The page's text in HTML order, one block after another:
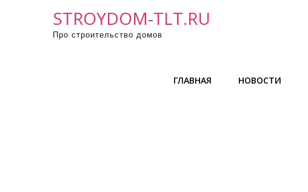
STROYDOM-TLT.RU
Про строительство домов
ГЛАВНАЯ НОВОСТИ